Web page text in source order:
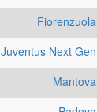
Fiorenzuola
Juventus Next Gen
Mantova